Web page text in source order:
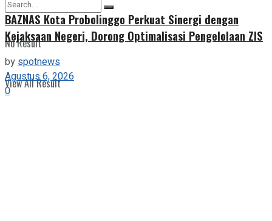
No Result
View All Result
BAZNAS Kota Probolinggo Perkuat Sinergi dengan
Kejaksaan Negeri, Dorong Optimalisasi Pengelolaan ZIS
byspotnews
Agustus 6, 2026
0